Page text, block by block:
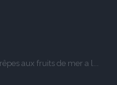
aux fruits de mer a l...